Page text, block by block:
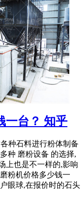
一台？ 知乎
种石料进行粉体制备
种 磨粉设备 的选择,
上也是不一样的,影响
粉机价格多少钱一
眼球,在报价时的石头